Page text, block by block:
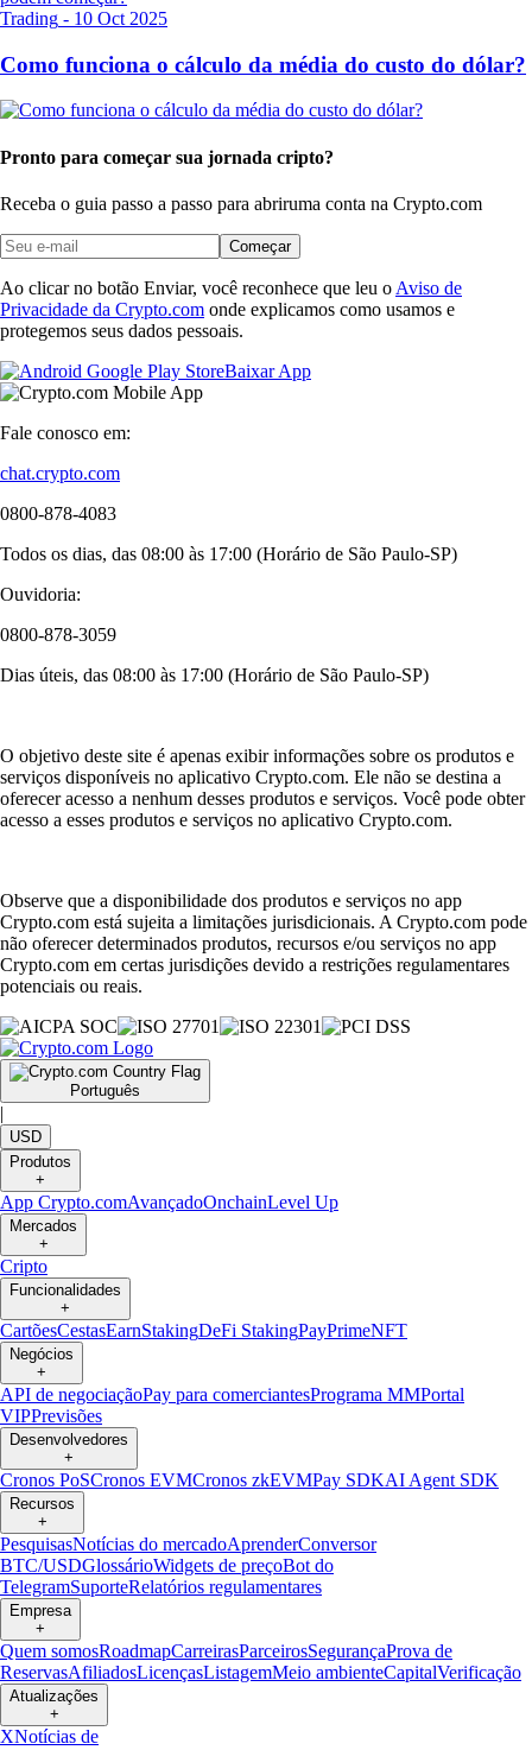
Trading - 10 Oct 2025
Como funciona o cálculo da média do custo do dólar?
Pronto para começar sua jornada cripto?
Receba o guia passo a passo para abriruma conta na Crypto.com
Começar
Ao clicar no botão Enviar, você reconhece que leu o Aviso de
Privacidade da Crypto.com onde explicamos como usamos e
protegemos seus dados pessoais.
Baixar App
Fale conosco em:
chat.crypto.com
0800-878-4083
Todos os dias, das 08:00 às 17:00 (Horário de São Paulo-SP)
Ouvidoria:
0800-878-3059
Dias úteis, das 08:00 às 17:00 (Horário de São Paulo-SP)
O objetivo deste site é apenas exibir informações sobre os produtos e
serviços disponíveis no aplicativo Crypto.com. Ele não se destina a
oferecer acesso a nenhum desses produtos e serviços. Você pode obter
acesso a esses produtos e serviços no aplicativo Crypto.com.
Observe que a disponibilidade dos produtos e serviços no app
Crypto.com está sujeita a limitações jurisdicionais. A Crypto.com pode
não oferecer determinados produtos, recursos e/ou serviços no app
Crypto.com em certas jurisdições devido a restrições regulamentares
potenciais ou reais.
Português
|
USD
Produtos
+
App Crypto.comAvançadoOnchainLevel Up
Mercados
+
Cripto
Funcionalidades
+
CartõesCestasEarnStakingDeFi StakingPayPrimeNFT
Negócios
+
API de negociaçãoPay para comerciantesPrograma MMPortal
VIPPrevisões
Desenvolvedores
+
Cronos PoSCronos EVMCronos zkEVMPay SDKAI Agent SDK
Recursos
+
PesquisasNotícias do mercadoAprenderConversor
BTC/USDGlossárioWidgets de preçoBot do
TelegramSuporteRelatórios regulamentares
Empresa
+
Quem somosRoadmapCarreirasParceirosSegurançaProva de
ReservasAfiliadosLicençasListagemMeio ambienteCapitalVerificação
Atualizações
+
XNotícias de